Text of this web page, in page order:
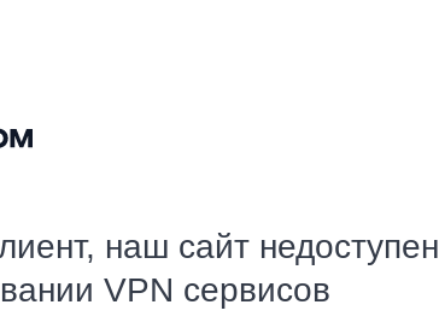
наш сайт недоступен
VPN сервисов